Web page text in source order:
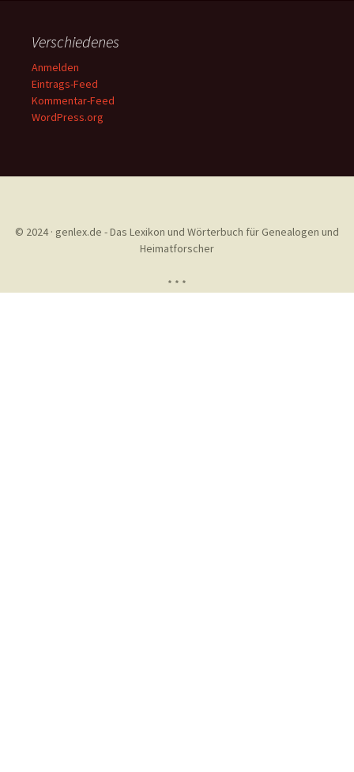
Verschiedenes
Anmelden
Eintrags-Feed
Kommentar-Feed
WordPress.org
© 2024 · genlex.de - Das Lexikon und Wörterbuch für Genealogen und
Heimatforscher
* * *